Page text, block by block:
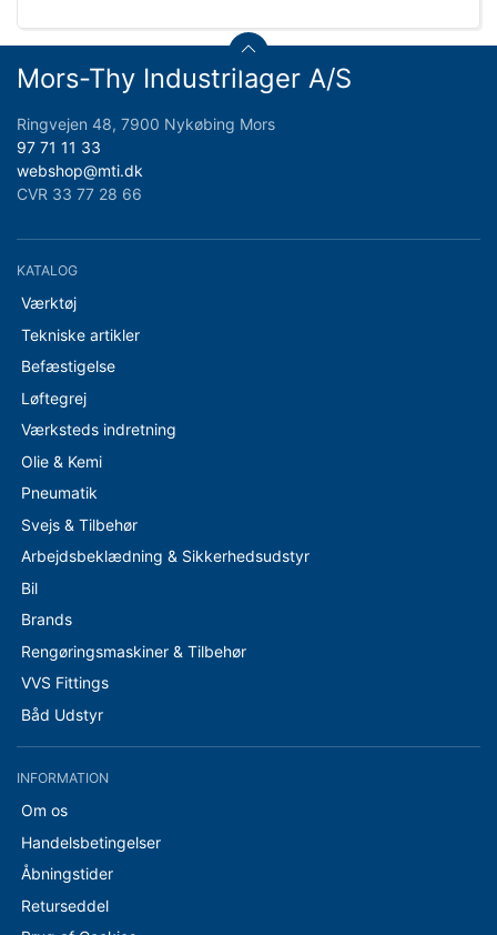
Mors-Thy Industrilager A/S
Ringvejen 48, 7900 Nykøbing Mors
97 71 11 33
webshop@mti.dk
CVR 33 77 28 66
KATALOG
Værktøj
Tekniske artikler
Befæstigelse
Løftegrej
Værksteds indretning
Olie & Kemi
Pneumatik
Svejs & Tilbehør
Arbejdsbeklædning & Sikkerhedsudstyr
Bil
Brands
Rengøringsmaskiner & Tilbehør
VVS Fittings
Båd Udstyr
INFORMATION
Om os
Handelsbetingelser
Åbningstider
Returseddel